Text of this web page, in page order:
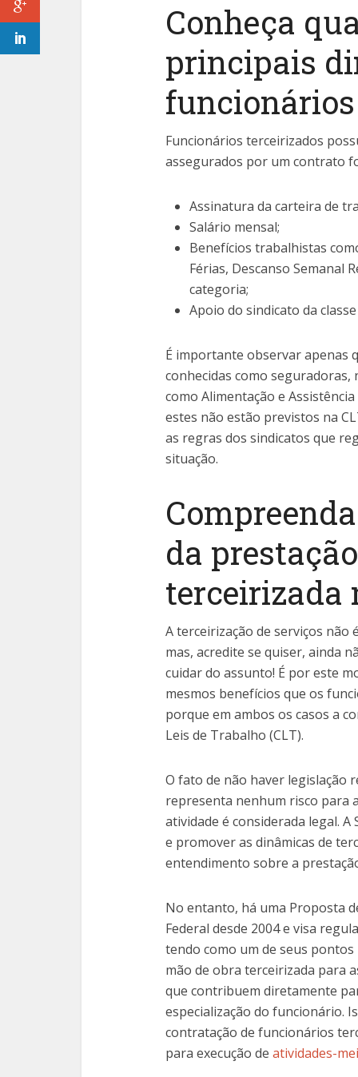
Conheça
principais
Funcionários terceirizados
assegurados por um contrato
Assinatura da carteira de
Salário mensal;
Benefícios trabalhistas
Férias, Descanso Semanal
categoria;
Apoio do sindicato da
É importante observar apenas
conhecidas como
como Alimentação e
estes não estão previstos na
as regras dos sindicatos que
situação.
da
terceirizada
A terceirização de serviços não
mas, acredite se quiser, ainda
cuidar do assunto! É por este
mesmos benefícios que os
porque em ambos os casos a
Leis de Trabalho (CLT).
O fato de não haver legislação
representa nenhum risco para
atividade é considerada legal.
e promover as dinâmicas de
entendimento sobre a
No entanto, há uma Proposta
Federal desde 2004 e visa
tendo como um de seus
mão de obra terceirizada para
que contribuem diretamente
especialização do funcionário.
contratação de funcionários
para execução de atividades-